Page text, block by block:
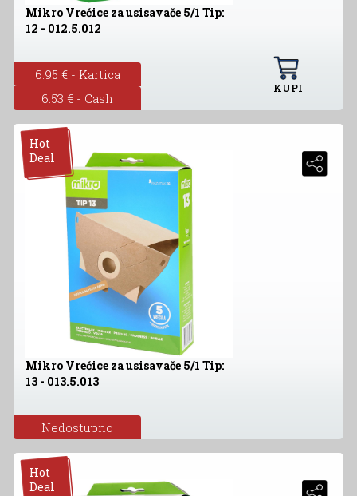
Mikro Vrećice za usisavače 5/1 Tip:
12 - 012.5.012
6.95 € - Kartica
6.53 € - Cash
KUPI
Hot
Deal
Mikro Vrećice za usisavače 5/1 Tip:
13 - 013.5.013
Nedostupno
Hot
Deal